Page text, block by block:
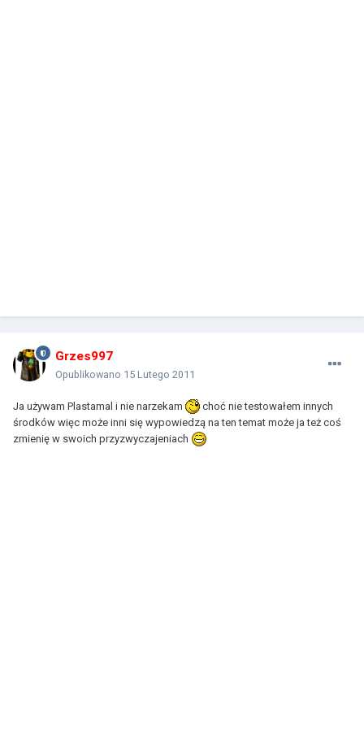
Grzes997
Opublikowano 15 Lutego 2011
Ja używam Plastamal i nie narzekam
choć nie testowałem innych
środków więc może inni się wypowiedzą na ten temat może ja też coś
zmienię w swoich przyzwyczajeniach